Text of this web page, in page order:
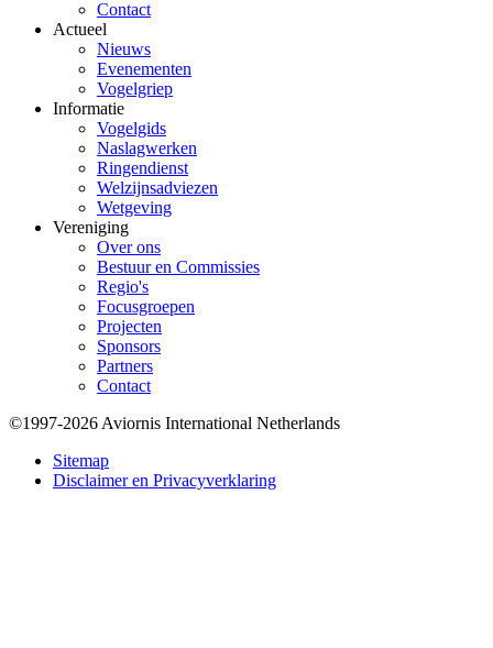
Contact
Actueel
Nieuws
Evenementen
Vogelgriep
Informatie
Vogelgids
Naslagwerken
Ringendienst
Welzijnsadviezen
Wetgeving
Vereniging
Over ons
Bestuur en Commissies
Regio's
Focusgroepen
Projecten
Sponsors
Partners
Contact
Bottom
©1997-2026 Aviornis International Netherlands
Sitemap
Disclaimer en Privacyverklaring